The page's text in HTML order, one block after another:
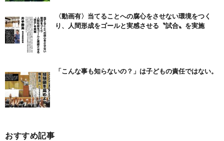
〈動画有〉当てることへの腐心をさせない環境をつく
り、人間形成をゴールと実感させる〝試合〟を実施
「こんな事も知らないの？」は子どもの責任ではない。
おすすめ記事